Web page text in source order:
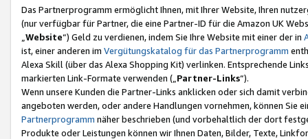
Das Partnerprogramm ermöglicht Ihnen, mit Ihrer Website, Ihren
(nur verfügbar für Partner, die eine Partner-ID für die Amazon UK
Website“) Geld zu verdienen, indem Sie Ihre Website mit einer der in
ist, einer anderen im Vergütungskatalog für das Partnerprogramm
Alexa Skill (über das Alexa Shopping Kit) verlinken. Entsprechende
markierten Link-Formate verwenden („ Partner-Links“).
Wenn unsere Kunden die Partner-Links anklicken oder sich damit
angeboten werden, oder andere Handlungen vornehmen, können Sie
Partnerprogramm näher beschrieben (und vorbehaltlich der dort
Produkte oder Leistungen können wir Ihnen Daten, Bilder, Texte,